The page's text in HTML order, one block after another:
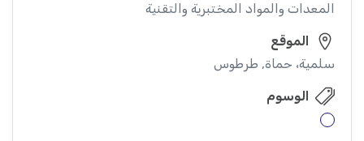
التراخيص ا…
المعدات والمواد المختبرية والتقنية
الموقع
سلمية، حماة, طرطوس
الوسوم